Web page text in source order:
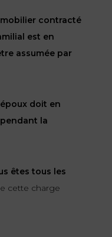
contracté
est en
assumée par
doit en
pendant la
êtes tous les
cette charge